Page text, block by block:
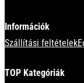
Információk
Szállítási feltételek
TOP Kategóriák